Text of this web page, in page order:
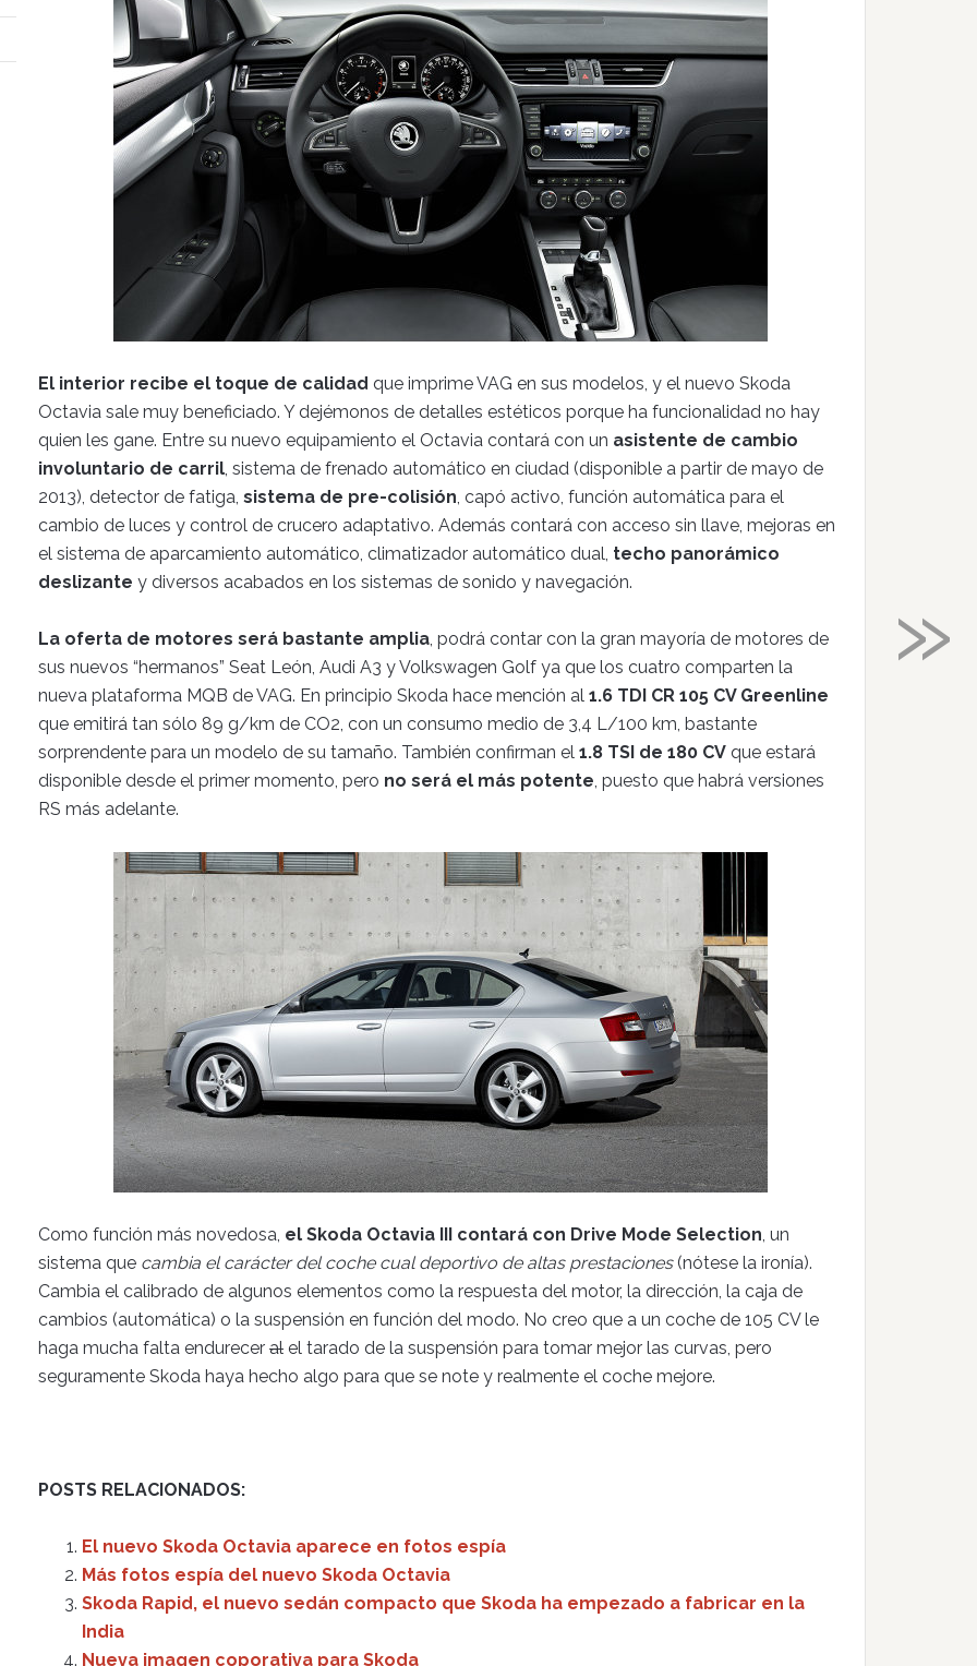
El interior recibe el toque de calidad que imprime VAG en sus modelos, y el nuevo Skoda
Octavia sale muy beneficiado. Y dejémonos de detalles estéticos porque ha funcionalidad no hay
quien les gane. Entre su nuevo equipamiento el Octavia contará con un asistente de cambio
involuntario de carril, sistema de frenado automático en ciudad (disponible a partir de mayo de
2013), detector de fatiga, sistema de pre-colisión, capó activo, función automática para el
cambio de luces y control de crucero adaptativo. Además contará con acceso sin llave, mejoras en
el sistema de aparcamiento automático, climatizador automático dual, techo panorámico
deslizante y diversos acabados en los sistemas de sonido y navegación.
La oferta de motores será bastante amplia, podrá contar con la gran mayoría de motores de
sus nuevos “hermanos” Seat León, Audi A3 y Volkswagen Golf ya que los cuatro comparten la
nueva plataforma MQB de VAG. En principio Skoda hace mención al 1.6 TDI CR 105 CV Greenline
que emitirá tan sólo 89 g/km de CO2, con un consumo medio de 3,4 L/100 km, bastante
sorprendente para un modelo de su tamaño. También confirman el 1.8 TSI de 180 CV que estará
disponible desde el primer momento, pero no será el más potente, puesto que habrá versiones
RS más adelante.
Como función más novedosa, el Skoda Octavia III contará con Drive Mode Selection, un
sistema que cambia el carácter del coche cual deportivo de altas prestaciones(nótese la ironía).
Cambia el calibrado de algunos elementos como la respuesta del motor, la dirección, la caja de
cambios (automática) o la suspensión en función del modo. No creo que a un coche de 105 CV le
haga mucha falta endurecer al el tarado de la suspensión para tomar mejor las curvas, pero
seguramente Skoda haya hecho algo para que se note y realmente el coche mejore.
POSTS RELACIONADOS:
El nuevo Skoda Octavia aparece en fotos espía
Más fotos espía del nuevo Skoda Octavia
Skoda Rapid, el nuevo sedán compacto que Skoda ha empezado a fabricar en la
India
Nueva imagen coporativa para Skoda
»